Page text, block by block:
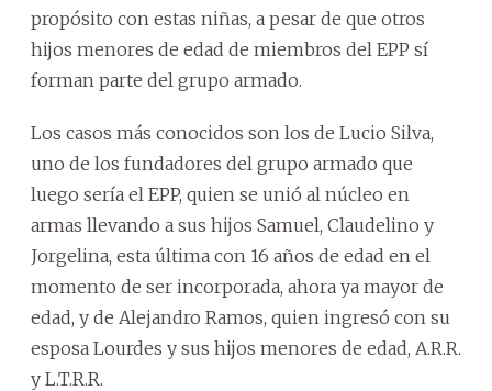
propósito con estas niñas, a pesar de que otros
hijos menores de edad de miembros del EPP sí
forman parte del grupo armado.
Los casos más conocidos son los de Lucio Silva,
uno de los fundadores del grupo armado que
luego sería el EPP, quien se unió al núcleo en
armas llevando a sus hijos Samuel, Claudelino y
Jorgelina, esta última con 16 años de edad en el
momento de ser incorporada, ahora ya mayor de
edad, y de Alejandro Ramos, quien ingresó con su
esposa Lourdes y sus hijos menores de edad, A.R.R.
y L.T.R.R.